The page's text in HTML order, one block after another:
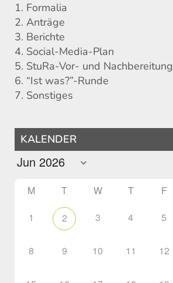
1. Formalia
2. Anträge
3. Berichte
4. Social-Media-Plan
5. StuRa-Vor- und Nachbereitung
6. “Ist was?”-Runde
7. Sonstiges
KALENDER
M T W T F
1 2 3 4 5
8 9 10 11 12